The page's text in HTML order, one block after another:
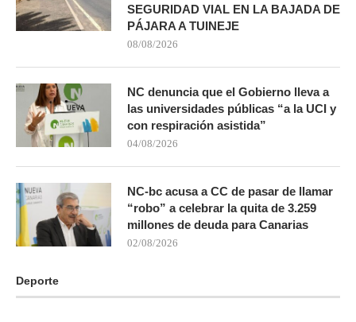
SEGURIDAD VIAL EN LA BAJADA DE
PÁJARA A TUINEJE
08/08/2026
NC denuncia que el Gobierno lleva a
las universidades públicas “a la UCI y
con respiración asistida”
04/08/2026
NC-bc acusa a CC de pasar de llamar
“robo” a celebrar la quita de 3.259
millones de deuda para Canarias
02/08/2026
Deporte